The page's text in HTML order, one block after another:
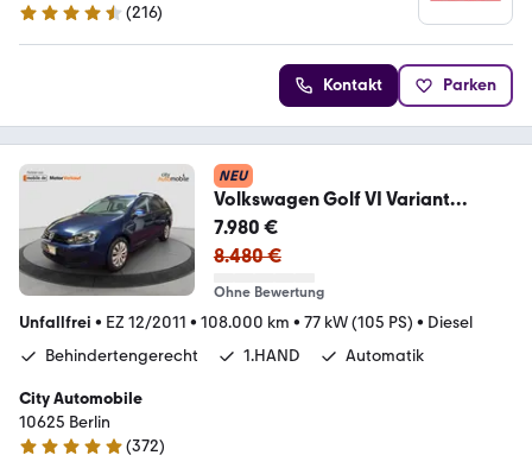
4.4 Sterne
(216)
Kontakt Parken
NEU
Volkswagen Golf VI Variant
Kombi/1.HAND/Behindertengerec
ht
7.980 €
8.480 €
Ohne Bewertung
Unfallfrei • EZ 12/2011 • 108.000 km • 77 kW (105 PS) • Diesel
Behindertengerecht
1.HAND Automatik
City Automobile
10625 Berlin
4.9 Sterne
(372)